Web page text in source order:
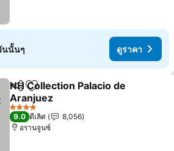
นนั้นๆ ดูราคา
แชร์ เพิ่มในรายการโปรด
NH Collection Palacio de
Aranjuez
4 ดาว
9.0 ดีเลิศ
8,056
อรานจูนซ์